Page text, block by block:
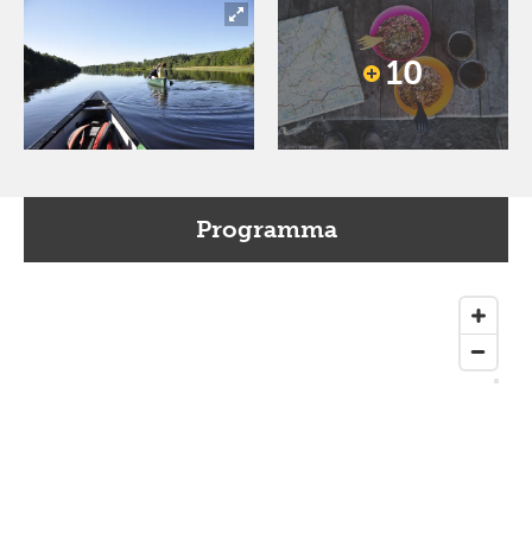
10
Programma